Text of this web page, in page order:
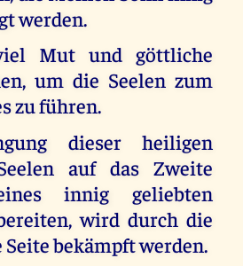
werden.
Mut und göttliche
um die Seelen zum
zu führen.
dieser heiligen
auf das Zweite
innig geliebten
wird durch die
bekämpft werden.